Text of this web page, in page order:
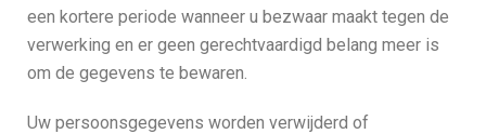
een kortere periode wanneer u bezwaar maakt tegen de
verwerking en er geen gerechtvaardigd belang meer is
om de gegevens te bewaren.
Uw persoonsgegevens worden verwijderd of